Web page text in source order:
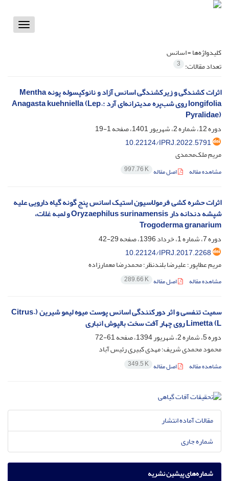
Toggle
کلیدواژه‌ها =اسانس
تعداد مقالات: 3
اثرات کشندگی و زیرکشندگی اسانس آزاد و نانوکپسوله پونه Mentha
longifolia روی شب‌پره مدیترانه‌ای آرد Anagasta kuehniella (Lep.:
Pyralidae)
دوره 12، شماره 2، شهریور 1401، صفحه
1-19
10.22124/IPRJ.2022.5791
مریم ملک‌محمدی
مشاهده مقاله اصل مقاله 997.76 K
اثرات حشره کشی فرمولاسیون استیک اسانس پنج گونه گیاه دارویی علیه
شپشه دندانه دار Oryzaephilus surinamensis و لمبه غلات،
Trogoderma granarium
دوره 7، شماره 1، خرداد 1396، صفحه
29-42
10.22124/IPRJ.2017.2268
مریم عطاپور؛ علیرضا بلندنظر؛ محمدرضا معمارزاده
مشاهده مقاله اصل مقاله 289.66 K
سمیت تنفسی و اثر دورکنندگی اسانس پوست میوه لیمو شیرین (.Citrus
Limetta (L روی چهار آفت سخت بالپوش انباری
دوره 5، شماره 2، شهریور 1394، صفحه
61-72
محمود محمدی شریف؛ مهدی کبیری رئیس آباد
مشاهده مقاله اصل مقاله 349.5 K
مقالات آماده انتشار
شماره جاری
شماره‌های پیشین نشریه